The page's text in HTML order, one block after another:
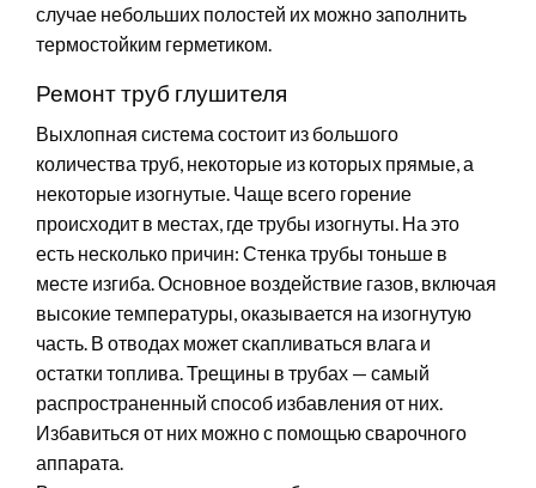
случае небольших полостей их можно заполнить
термостойким герметиком.
Ремонт труб глушителя
Выхлопная система состоит из большого
количества труб, некоторые из которых прямые, а
некоторые изогнутые. Чаще всего горение
происходит в местах, где трубы изогнуты. На это
есть несколько причин: Стенка трубы тоньше в
месте изгиба. Основное воздействие газов, включая
высокие температуры, оказывается на изогнутую
часть. В отводах может скапливаться влага и
остатки топлива. Трещины в трубах — самый
распространенный способ избавления от них.
Избавиться от них можно с помощью сварочного
аппарата.